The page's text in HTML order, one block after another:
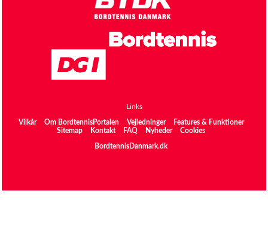
Links
Vilkår Om BordtennisPortalen Vejledninger
Features & Funktioner
Sitemap
Kontakt FAQ Nyheder Cookies
BordtennisDanmark.dk